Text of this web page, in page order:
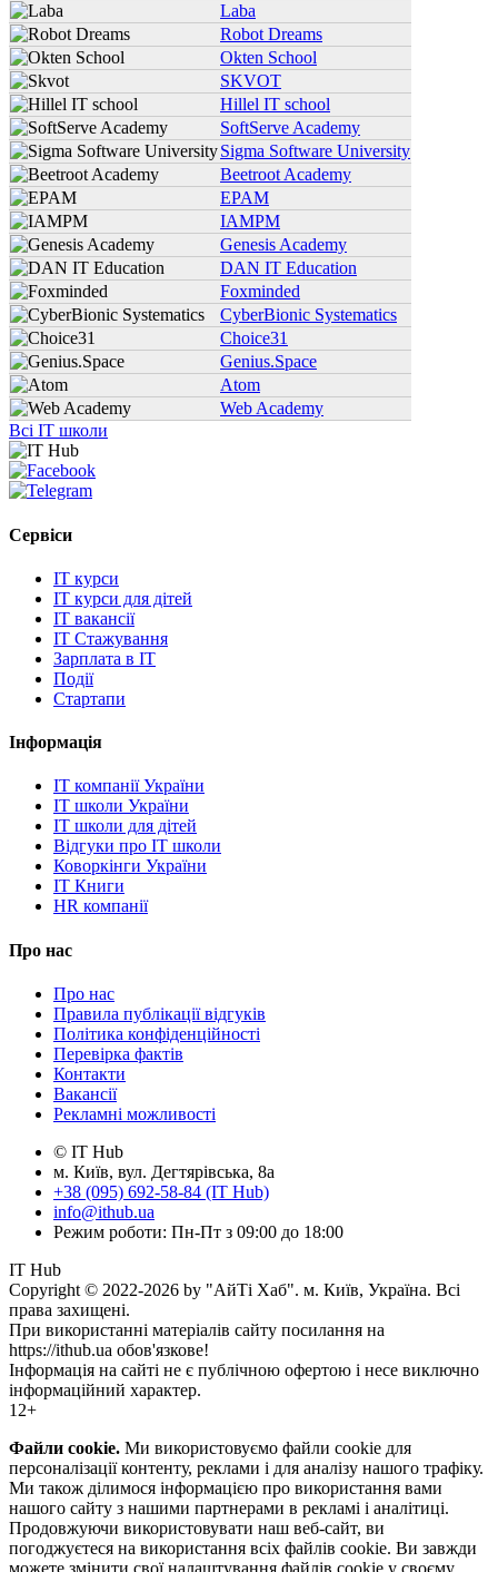
Laba
Robot Dreams
Okten School
SKVOT
Hillel IT school
SoftServe Academy
Sigma Software University
Beetroot Academy
EPAM
IAMPM
Genesis Academy
DAN IT Education
Foxminded
CyberBionic Systematics
Choice31
Genius.Space
Atom
Web Academy
Всі IT школи
Сервіси
IT курси
IT курси для дітей
IT вакансії
IT Стажування
Зарплата в IT
Події
Стартапи
Інформація
IT компанії України
IT школи України
IT школи для дітей
Відгуки про IT школи
Коворкінги України
IT Книги
HR компанії
Про нас
Про нас
Правила публікації відгуків
Політика конфіденційності
Перевірка фактів
Контакти
Вакансії
Рекламні можливості
© IT Hub
м. Київ, вул. Дегтярівська, 8а
+38 (095) 692-58-84 (IT Hub)
info@ithub.ua
Режим роботи: Пн-Пт з 09:00 до 18:00
IT Hub
Copyright © 2022-2026 by "АйТі Хаб". м. Київ, Україна. Всі
права захищені.
При використанні матеріалів сайту посилання на
https://ithub.ua обов'язкове!
Інформація на сайті не є публічною офертою і несе виключно
інформаційний характер.
12+
Файли cookie. Ми використовуємо файли cookie для
персоналізації контенту, реклами і для аналізу нашого трафіку.
Ми також ділимося інформацією про використання вами
нашого сайту з нашими партнерами в рекламі і аналітиці.
Продовжуючи використовувати наш веб-сайт, ви
погоджуєтеся на використання всіх файлів cookie. Ви завжди
можете змінити свої налаштування файлів cookie у своєму